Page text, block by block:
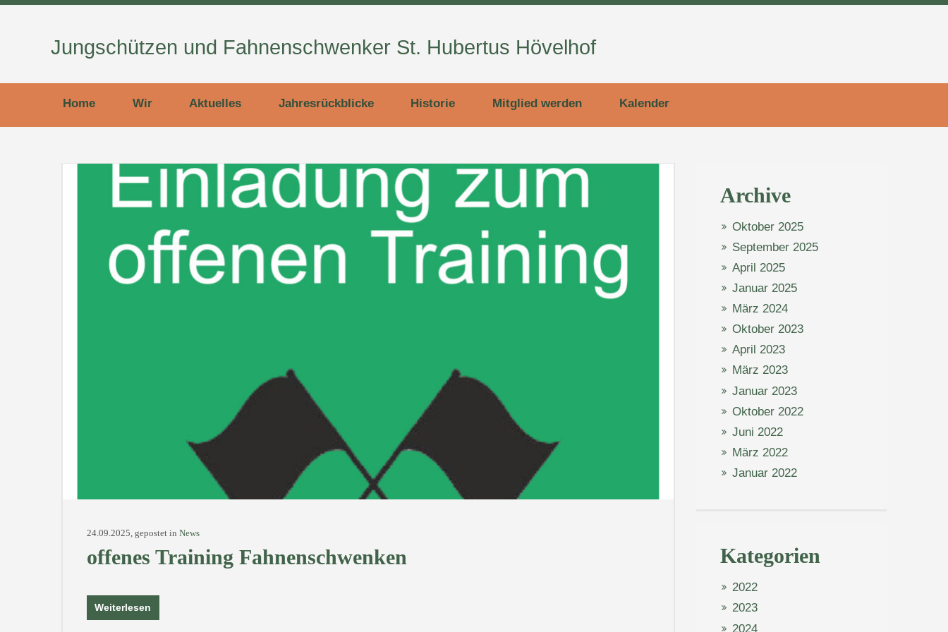
Jungschützen und Fahnenschwenker St. Hubertus Hövelhof
Home Wir Aktuelles Jahresrückblicke Historie Mitglied werden Kalender
24.09.2025, gepostet in News
offenes Training Fahnenschwenken
Weiterlesen
Archive
Oktober 2025
September 2025
April 2025
Januar 2025
März 2024
Oktober 2023
April 2023
März 2023
Januar 2023
Oktober 2022
Juni 2022
März 2022
Januar 2022
Kategorien
2022
2023
2024